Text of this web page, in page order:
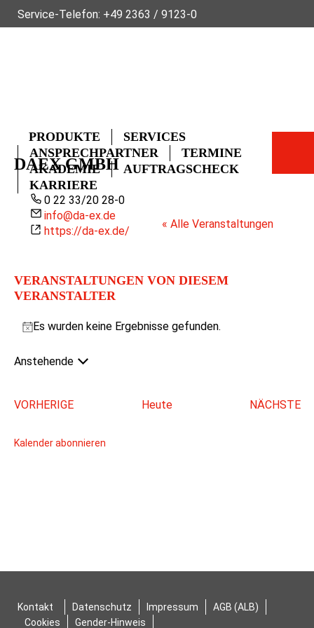
Service-Telefon: +49 2363 / 9123-0
PRODUKTE
SERVICES
ANSPRECHPARTNER
TERMINE
AKADEMIE
AUFTRAGSCHECK
KARRIERE
DAEX GMBH
« Alle Veranstaltungen
Telefon
0 22 33/20 28-0
Email
info@da-ex.de
Webseite
https://da-ex.de/
VERANSTALTUNGEN VON DIESEM
VERANSTALTER
Hinweis
Es wurden keine Ergebnisse gefunden.
Anstehende
VORHERIGEVERANSTALTUNGEN
Heute
NÄCHSTE
Kalender abonnieren
Kontakt Datenschutz Impressum
AGB (ALB)
Cookies
Gender-Hinweis